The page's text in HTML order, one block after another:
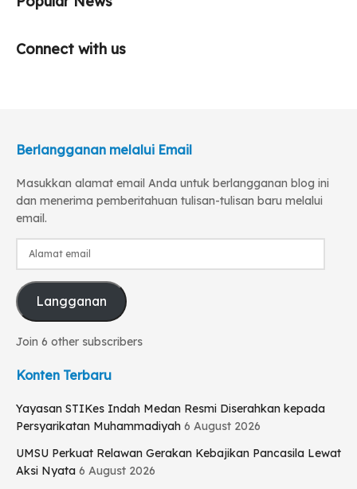
Connect with us
Berlangganan melalui Email
Masukkan alamat email Anda untuk berlangganan blog ini
dan menerima pemberitahuan tulisan-tulisan baru melalui
email.
Alamat
Langganan
Join 6 other subscribers
Konten Terbaru
Yayasan STIKes Indah Medan Resmi Diserahkan kepada
Persyarikatan Muhammadiyah 6 August 2026
UMSU Perkuat Relawan Gerakan Kebajikan Pancasila Lewat
Aksi Nyata 6 August 2026